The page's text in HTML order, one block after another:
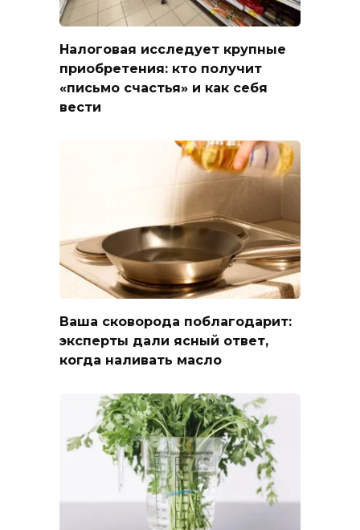
Налоговая исследует крупные
приобретения: кто получит
«письмо счастья» и как себя
вести
Ваша сковорода поблагодарит:
эксперты дали ясный ответ,
когда наливать масло